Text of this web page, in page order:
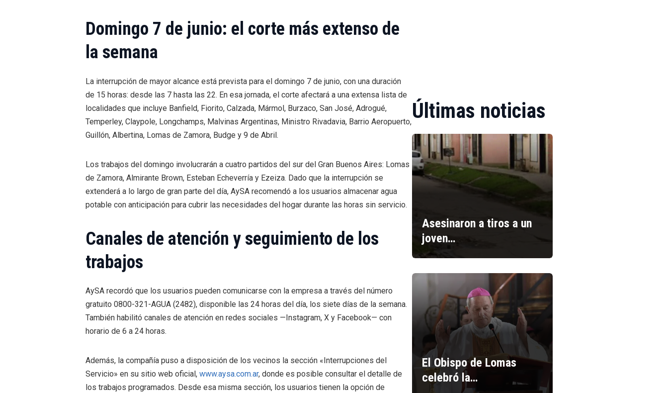
Domingo 7 de junio: el corte más extenso de
la semana
La interrupción de mayor alcance está prevista para el domingo 7 de junio, con una duración
de 15 horas: desde las 7 hasta las 22. En esa jornada, el corte afectará a una extensa lista de
localidades que incluye Banfield, Fiorito, Calzada, Mármol, Burzaco, San José, Adrogué,
Temperley, Claypole, Longchamps, Malvinas Argentinas, Ministro Rivadavia, Barrio Aeropuerto,
Guillón, Albertina, Lomas de Zamora, Budge y 9 de Abril.
Los trabajos del domingo involucrarán a cuatro partidos del sur del Gran Buenos Aires: Lomas
de Zamora, Almirante Brown, Esteban Echeverría y Ezeiza. Dado que la interrupción se
extenderá a lo largo de gran parte del día, AySA recomendó a los usuarios almacenar agua
potable con anticipación para cubrir las necesidades del hogar durante las horas sin servicio.
Canales de atención y seguimiento de los
trabajos
AySA recordó que los usuarios pueden comunicarse con la empresa a través del número
gratuito 0800-321-AGUA (2482), disponible las 24 horas del día, los siete días de la semana.
También habilitó canales de atención en redes sociales —Instagram, X y Facebook— con
horario de 6 a 24 horas.
Además, la compañía puso a disposición de los vecinos la sección «Interrupciones del
Servicio» en su sitio web oficial, www.aysa.com.ar, donde es posible consultar el detalle de
los trabajos programados. Desde esa misma sección, los usuarios tienen la opción de
Últimas noticias
Asesinaron a tiros a un
joven…
El Obispo de Lomas
celebró la…